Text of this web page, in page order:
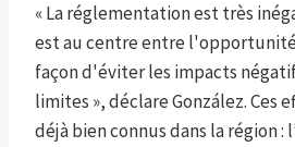
« La réglementation est très
est au centre entre
façon d'éviter les impacts
limites », déclare González. Ces
déjà bien connus dans la région :